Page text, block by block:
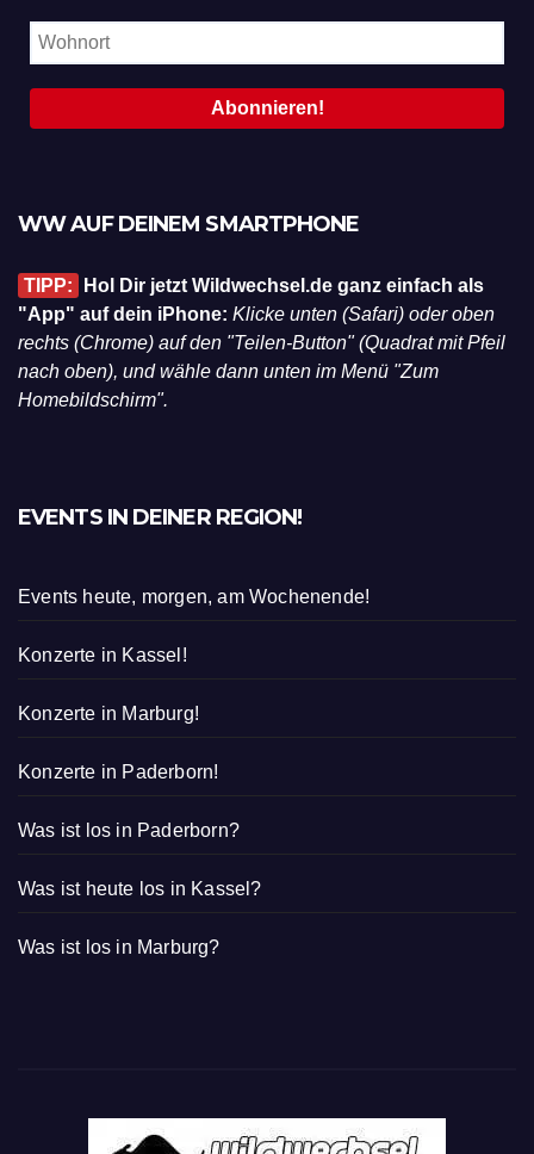
WW AUF DEINEM SMARTPHONE
TIPP:
Hol Dir jetzt Wildwechsel.de ganz einfach als
"App" auf dein iPhone: Klicke unten (Safari) oder oben
rechts (Chrome) auf den "Teilen-Button" (Quadrat mit Pfeil
nach oben), und wähle dann unten im Menü "Zum
Homebildschirm".
EVENTS IN DEINER REGION!
Events heute, morgen, am Wochenende!
Konzerte in Kassel!
Konzerte in Marburg!
Konzerte in Paderborn!
Was ist los in Paderborn?
Was ist heute los in Kassel?
Was ist los in Marburg?